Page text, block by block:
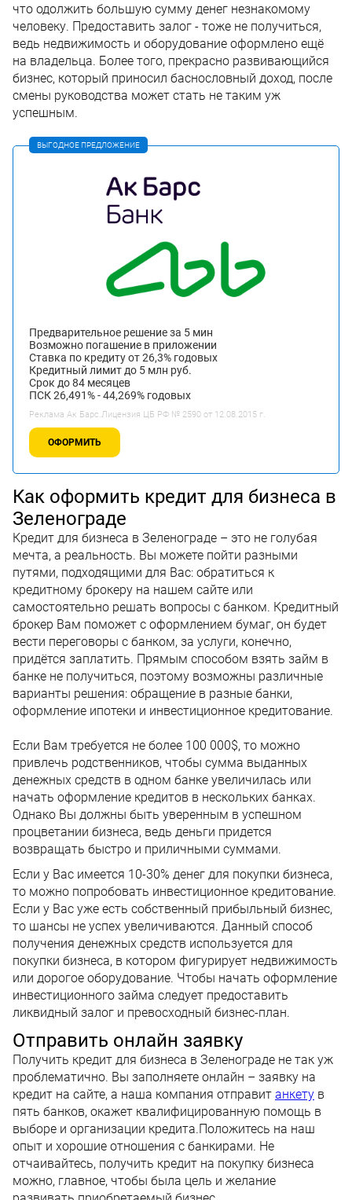
что одолжить большую сумму денег незнакомому
человеку. Предоставить залог - тоже не получиться,
ведь недвижимость и оборудование оформлено ещё
на владельца. Более того, прекрасно развивающийся
бизнес, который приносил баснословный доход, после
смены руководства может стать не таким уж
успешным.
ВЫГОДНОЕ ПРЕДЛОЖЕНИЕ
Предварительное решение за 5 мин
Возможно погашение в приложении
Ставка по кредиту от 26,3% годовых
Кредитный лимит до 5 млн руб.
Срок до 84 месяцев
ПСК 26,491% - 44,269% годовых
Реклама Ак Барс.Лицензия ЦБ РФ № 2590 от 12.08.2015 г.
ОФОРМИТЬ
Как оформить кредит для бизнеса в
Зеленограде
Кредит для бизнеса в Зеленограде – это не голубая
мечта, а реальность. Вы можете пойти разными
путями, подходящими для Вас: обратиться к
кредитному брокеру на нашем сайте или
самостоятельно решать вопросы с банком. Кредитный
брокер Вам поможет с оформлением бумаг, он будет
вести переговоры с банком, за услуги, конечно,
придётся заплатить. Прямым способом взять займ в
банке не получиться, поэтому возможны различные
варианты решения: обращение в разные банки,
оформление ипотеки и инвестиционное кредитование.
Если Вам требуется не более 100 000$, то можно
привлечь родственников, чтобы сумма выданных
денежных средств в одном банке увеличилась или
начать оформление кредитов в нескольких банках.
Однако Вы должны быть уверенным в успешном
процветании бизнеса, ведь деньги придется
возвращать быстро и приличными суммами.
Если у Вас имеется 10-30% денег для покупки бизнеса,
то можно попробовать инвестиционное кредитование.
Если у Вас уже есть собственный прибыльный бизнес,
то шансы не успех увеличиваются. Данный способ
получения денежных средств используется для
покупки бизнеса, в котором фигурирует недвижимость
или дорогое оборудование. Чтобы начать оформление
инвестиционного займа следует предоставить
ликвидный залог и превосходный бизнес-план.
Отправить онлайн заявку
Получить кредит для бизнеса в Зеленограде не так уж
проблематично. Вы заполняете онлайн – заявку на
кредит на сайте, а наша компания отправит анкету в
пять банков, окажет квалифицированную помощь в
выборе и организации кредита.Положитесь на наш
опыт и хорошие отношения с банкирами. Не
отчаивайтесь, получить кредит на покупку бизнеса
можно, главное, чтобы была цель и желание